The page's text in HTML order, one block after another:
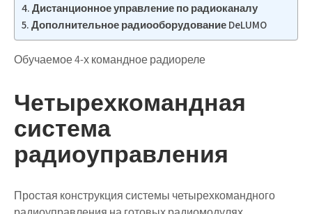
Дистанционное управление по радиоканалу
Дополнительное радиооборудование DeLUMO
Обучаемое 4-х командное радиореле
Четырехкомандная
система
радиоуправления
Простая конструкция системы четырехкомандного